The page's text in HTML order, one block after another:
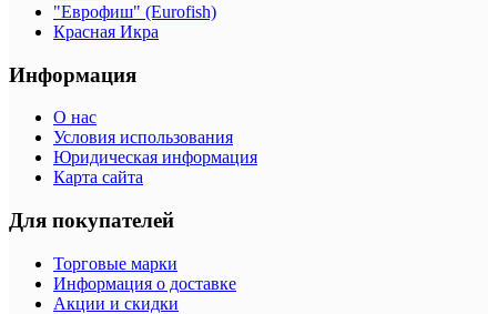
"Еврофиш" (Eurofish)
Красная Икра
Информация
О нас
Условия использования
Юридическая информация
Карта сайта
Для покупателей
Торговые марки
Информация о доставке
Акции и скидки